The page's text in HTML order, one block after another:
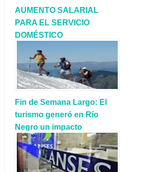
AUMENTO SALARIAL
PARA EL SERVICIO
DOMÉSTICO
Fin de Semana Largo: El
turismo generó en Río
Negro un impacto
económico de $88.600.000